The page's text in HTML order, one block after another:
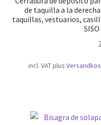
de taquilla a la
taquillas, vestuarios,
incl. VATplus